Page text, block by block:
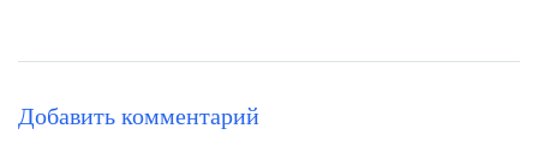
Добавить комментарий